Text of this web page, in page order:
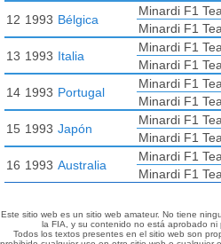
12 1993 Bélgica
Minardi F1
Minardi F1
13 1993 Italia
Minardi F1
Minardi F1
14 1993 Portugal
Minardi F1
Minardi F1
15 1993 Japón
Minardi F1
Minardi F1
16 1993 Australia
Minardi F1
Minardi F1
Este sitio web es un sitio web amateur. No tiene
la FIA, y su contenido no está aprobado ni
Todos los textos presentes en el sitio web son